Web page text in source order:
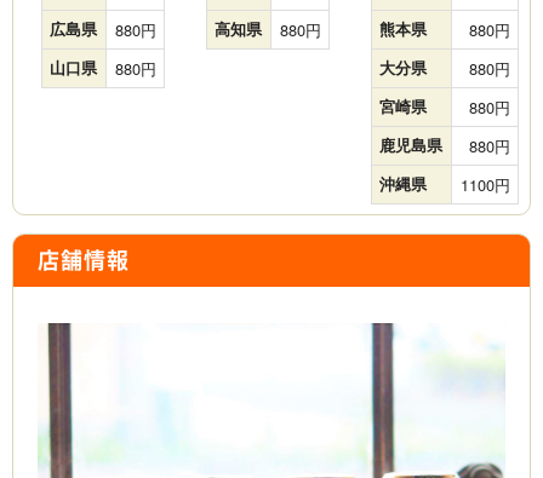
広島県 880
山口県 880
高知県 880 熊本県 880
大分県 880
宮崎県 880
鹿児島県 880
沖縄県 1100
店舗情報